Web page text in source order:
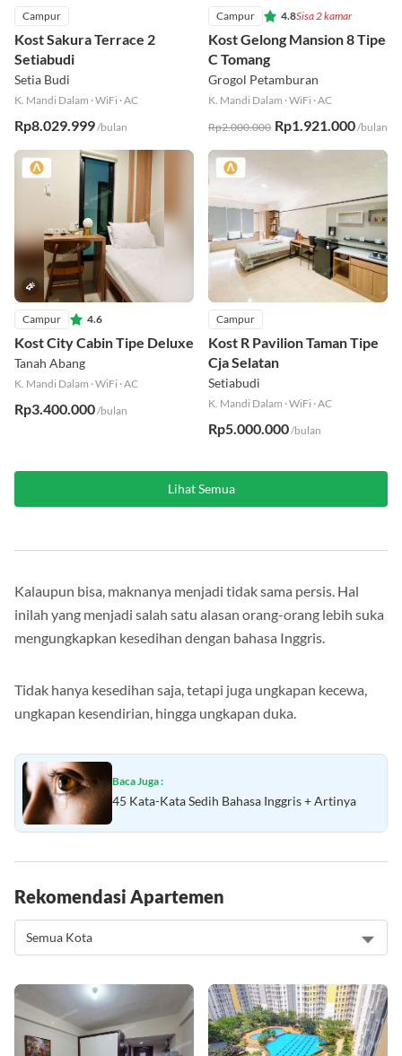
Campur
Kost Sakura Terrace 2
Setiabudi
Setia Budi
K. Mandi Dalam ·WiFi ·AC
Rp8.029.999/bulan
Campur 4.8Sisa 2 kamar
Kost Gelong Mansion 8 Tipe
C Tomang
Grogol Petamburan
K. Mandi Dalam ·WiFi ·AC
Rp2.000.000 Rp1.921.000/bulan
Campur 4.6
Kost City Cabin Tipe Deluxe
Tanah Abang
K. Mandi Dalam ·WiFi ·AC
Rp3.400.000/bulan
Campur
Kost R Pavilion Taman Tipe
Cja Selatan
Setiabudi
K. Mandi Dalam ·WiFi ·AC
Rp5.000.000/bulan
Lihat Semua
Kalaupun bisa, maknanya menjadi tidak sama persis. Hal
inilah yang menjadi salah satu alasan orang-orang lebih suka
mengungkapkan kesedihan dengan bahasa Inggris.
Tidak hanya kesedihan saja, tetapi juga ungkapan kecewa,
ungkapan kesendirian, hingga ungkapan duka.
Baca Juga :
45 Kata-Kata Sedih Bahasa Inggris + Artinya
Rekomendasi Apartemen